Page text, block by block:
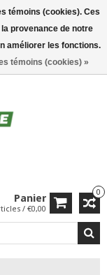
0
Panier
/ €0,00
témoins (cookies). Ces
provenance de notre
améliorer les fonctions.
témoins (cookies) »